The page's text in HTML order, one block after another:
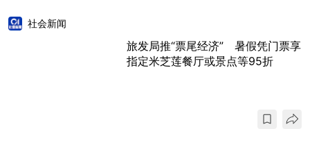
社会新闻
旅发局推“票尾经济” 暑假凭门票享
指定米芝莲餐厅或景点等95折